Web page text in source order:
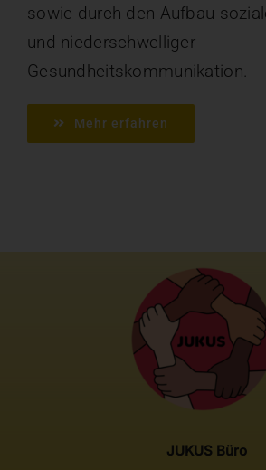
sowie durch den Aufbau
und niederschwelliger
Gesundheitskommunikation.
Mehr erfahren
JUKUS Büro